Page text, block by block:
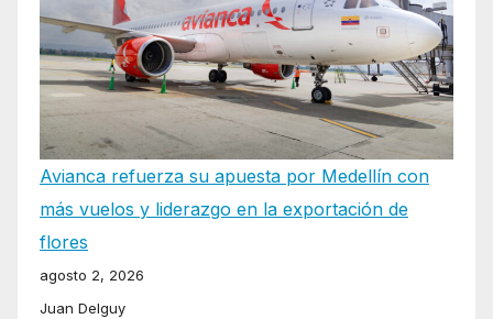
Avianca refuerza su apuesta por Medellín con
más vuelos y liderazgo en la exportación de
flores
agosto 2, 2026
Juan Delguy